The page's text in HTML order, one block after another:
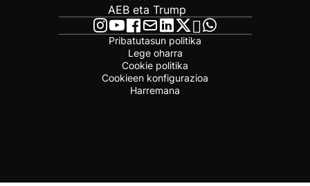
AEB eta Trump
Pribatutasun politika
Lege oharra
Cookie politika
Cookieen konfigurazioa
Harremana